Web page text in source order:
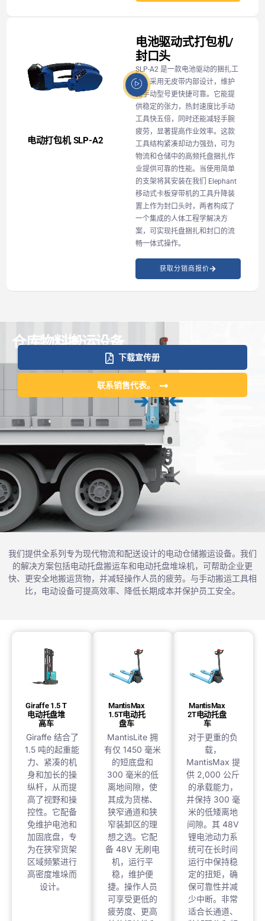
电动打包机 SLP-A2
电池驱动式打包机/
封口头
SLP-A2 是一款电池驱动的捆扎工
具，采用无皮带内部设计，维护
比手动型号更快捷可靠。它能提
供稳定的张力，热封速度比手动
工具快五倍，同时还能减轻手腕
疲劳，显著提高作业效率。这款
工具结构紧凑却动力强劲，可为
物流和仓储中的高频托盘捆扎作
业提供可靠的性能。当使用简单
的支架将其安装在我们 Elephant
移动式卡板穿带机的工具升降装
置上作为封口头时，两者构成了
一个集成的人体工程学解决方
案，可实现托盘捆扎和封口的流
畅一体式操作。
获取分销商报价
仓库物料搬运设备
下载宣传册
联系销售代表。
我们提供全系列专为现代物流和配送设计的电动仓储搬运设备。我们
的解决方案包括电动托盘搬运车和电动托盘堆垛机，可帮助企业更
快、更安全地搬运货物，并减轻操作人员的疲劳。与手动搬运工具相
比，电动设备可提高效率、降低长期成本并保护员工安全。
Giraffe 1.5 T
电动托盘堆
高车
Giraffe 结合了
1.5 吨的起重能
力、紧凑的机
身和加长的操
纵杆，从而提
高了视野和操
控性。它配备
免维护电池和
加固底盘，专
为在狭窄货架
区域频繁进行
高密度堆垛而
设计。
MantisMax
1.5T电动托
盘车
MantisLite 拥
有仅 1450 毫米
的短底盘和
300 毫米的低
离地间隙，使
其成为货梯、
狭窄通道和狭
窄装卸区的理
想之选。它配
备 48V 无刷电
机，运行平
稳，维护便
捷。操作人员
可享受更低的
疲劳度、更高
MantisMax
2T电动托盘
车
对于更重的负
载，
MantisMax 提
供 2,000 公斤
的承载能力，
并保持 300 毫
米的低矮离地
间隙。其 48V
锂电池动力系
统可在长时间
运行中保持稳
定的扭矩，确
保可靠性并减
少中断。非常
适合长通道、